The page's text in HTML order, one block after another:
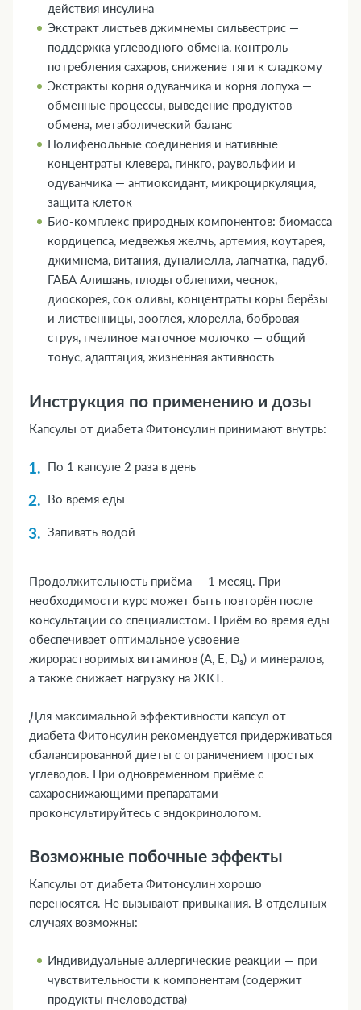
действия инсулина
Экстракт листьев джимнемы сильвестрис —
поддержка углеводного обмена, контроль
потребления сахаров, снижение тяги к сладкому
Экстракты корня одуванчика и корня лопуха —
обменные процессы, выведение продуктов
обмена, метаболический баланс
Полифенольные соединения и нативные
концентраты клевера, гинкго, раувольфии и
одуванчика — антиоксидант, микроциркуляция,
защита клеток
Био-комплекс природных компонентов: биомасса
кордицепса, медвежья желчь, артемия, коутарея,
джимнема, витания, дуналиелла, лапчатка, падуб,
ГАБА Алишань, плоды облепихи, чеснок,
диоскорея, сок оливы, концентраты коры берёзы
и лиственницы, зооглея, хлорелла, бобровая
струя, пчелиное маточное молочко — общий
тонус, адаптация, жизненная активность
Инструкция по применению и дозы
Капсулы от диабета Фитонсулин принимают внутрь:
По 1 капсуле 2 раза в день
Во время еды
Запивать водой
Продолжительность приёма — 1 месяц. При
необходимости курс может быть повторён после
консультации со специалистом. Приём во время еды
обеспечивает оптимальное усвоение
жирорастворимых витаминов (А, Е, D₃) и минералов,
а также снижает нагрузку на ЖКТ.
Для максимальной эффективности капсул от
диабета Фитонсулин рекомендуется придерживаться
сбалансированной диеты с ограничением простых
углеводов. При одновременном приёме с
сахароснижающими препаратами
проконсультируйтесь с эндокринологом.
Возможные побочные эффекты
Капсулы от диабета Фитонсулин хорошо
переносятся. Не вызывают привыкания. В отдельных
случаях возможны:
Индивидуальные аллергические реакции — при
чувствительности к компонентам (содержит
продукты пчеловодства)